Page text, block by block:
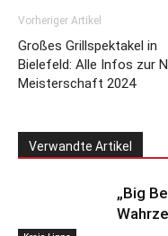
Vorheriger Artikel
Großes Grillspektakel in
Bielefeld: Alle Infos zur
Meisterschaft 2024
Verwandte Artikel
„Big